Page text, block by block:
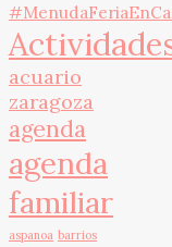
acuario
zaragoza
agenda
agenda
familiar
aspanoa barrios